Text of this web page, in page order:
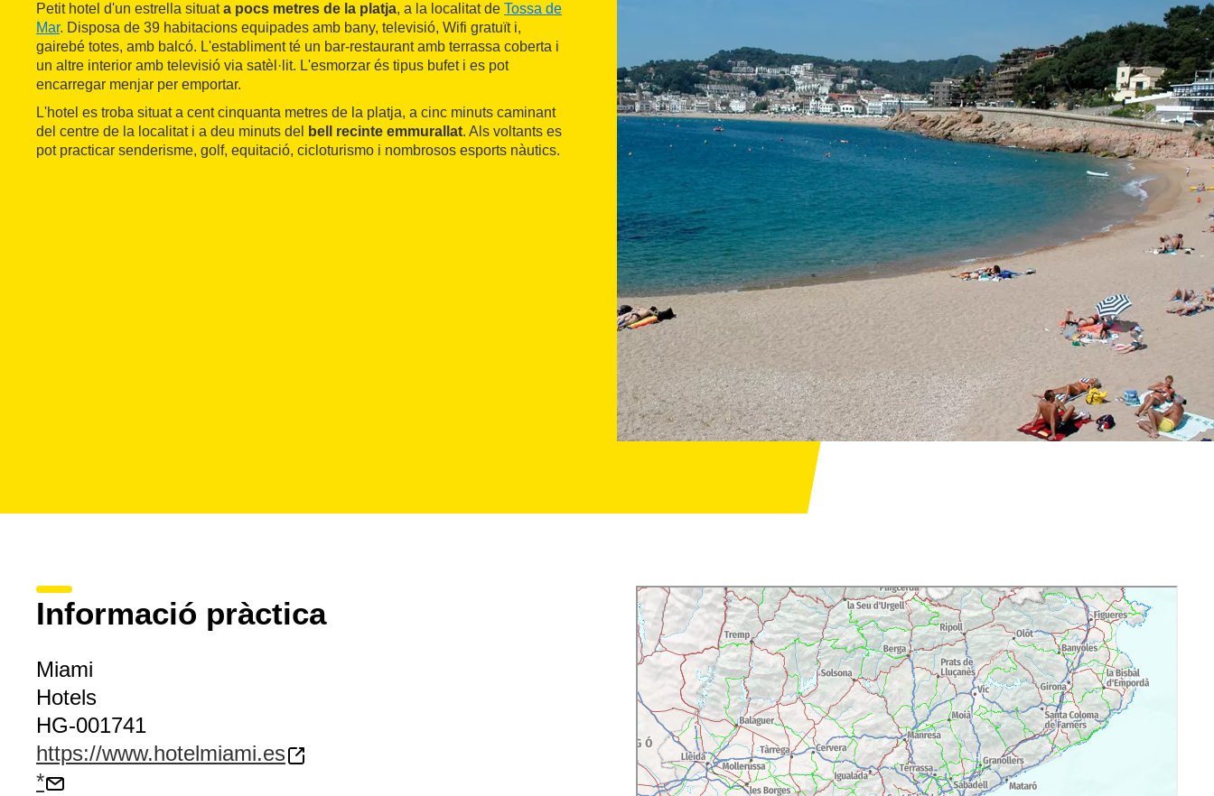
Petit hotel d'un estrella situata pocs metres de la platja, a la localitat de Tossa de
Mar. Disposa de 39 habitacions equipades amb bany, televisió, Wifi gratuït i,
gairebé totes, amb balcó. L'establiment té un bar-restaurant amb terrassa coberta i
un altre interior amb televisió via satèl·lit. L'esmorzar és tipus bufet i es pot
encarregar menjar per emportar.
L'hotel es troba situat a cent cinquanta metres de la platja, a cinc minuts caminant
del centre de la localitat i a deu minuts del
bell recinte emmurallat. Als voltants es
pot practicar senderisme, golf, equitació, cicloturismo i nombrosos esports nàutics.
Informació pràctica
Miami
Hotels
HG-001741
https://www.hotelmiami.es
*